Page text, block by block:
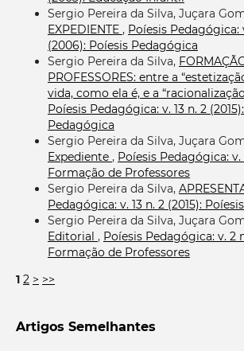
Sergio Pereira da Silva, Juçara
EXPEDIENTE , Poíesis Pedagógica:
(2006): Poíesis Pedagógica
Sergio Pereira da Silva,
PROFESSORES: entre a
vida, como ela é, e a
Poíesis Pedagógica: v. 13 n. 2
Pedagógica
Sergio Pereira da Silva, Juçara
Expediente , Poíesis Pedagógica: v.
Formação de Professores
Sergio Pereira da Silva,
Pedagógica: v. 13 n. 2 (2015):
Sergio Pereira da Silva, Juçara
Editorial , Poíesis Pedagógica: v. 2
Formação de Professores
1 2 > >>
Artigos Semelhantes